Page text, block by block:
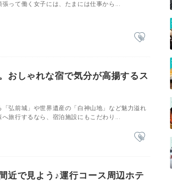
って働く女子には、たまには仕事から...
おしゃれな宿で気分が高揚するス
弘前城」や世界遺産の「白神山地」など魅力溢れ
旅行するなら、宿泊施設にもこだわり...
近で見よう♪運行コース周辺ホテ